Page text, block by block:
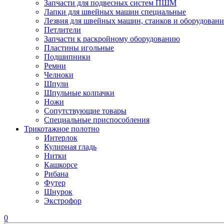
Запчасти для подвесных систем ПШМ
Лапки для швейных машин специальные
Лезвия для швейных машин, станков и
Петлители
Запчасти к раскройному оборудованию
Пластины игольные
Подшипники
Ремни
Челноки
Шпули
Шпульные колпачки
Ножи
Сопутствующие товары
Специальные приспособления
Трикотажное полотно
Интерлок
Кулирная гладь
Нитки
Кашкорсе
Рибана
Футер
Шнурок
Экстрофор
0